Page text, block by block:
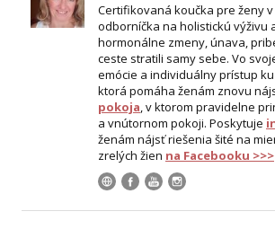
Certifikovaná koučka pre ženy
odborníčka na holistickú výživu
hormonálne zmeny, únava,
ceste stratili samy sebe. Vo
emócie a individuálny prístup
ktorá pomáha ženám znovu
pokoja , v ktorom pravidelne
a vnútornom pokoji. Poskytuje
ženám nájsť riešenia šité na
zrelých žien na Facebooku >>>